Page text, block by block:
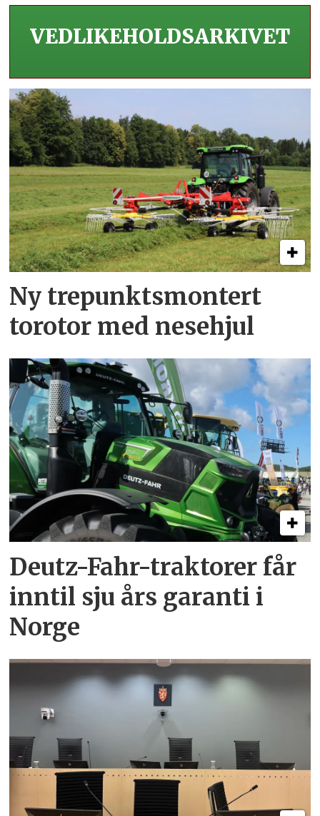
VEDLIKEHOLDS­ARKIVET
Ny trepunkts­montert
torotor med nesehjul
Deutz-Fahr-traktorer får
inntil sju års garanti i
Norge